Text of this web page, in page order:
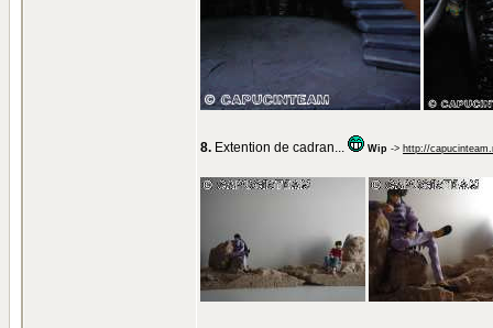
8. Extention de cadran... Wip -> http://